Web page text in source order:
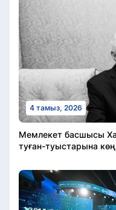
4 тамыз, 2026
Мемлекет басшысы
туған-туыстарына